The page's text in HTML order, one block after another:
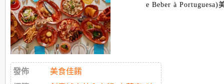
e Beber à
發佈
美食佳餚